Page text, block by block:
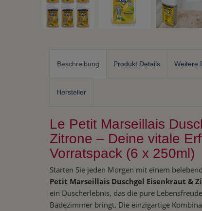
Beschreibung Produkt Details Weitere
Hersteller
Le Petit Marseillais
Zitrone – Deine vitale
Vorratspack (6 x 250ml)
Starten Sie jeden Morgen mit einem
Petit Marseillais Duschgel Eisenkraut &
ein Duscherlebnis, das die pure
Badezimmer bringt. Die einzigartige